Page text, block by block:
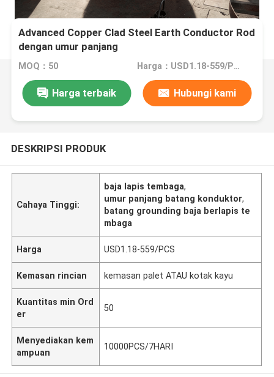
Advanced Copper Clad Steel Earth Conductor Rod
dengan umur panjang
MOQ：50 Harga：USD1.18-559/PCS
Harga terbaik Hubungi kami
DESKRIPSI PRODUK
Cahaya Tinggi:
baja lapis tembaga,
umur panjang batang konduktor,
batang grounding baja berlapis te
mbaga
Harga USD1.18-559/PCS
Kemasan rincian kemasan palet ATAU kotak kayu
Kuantitas min Ord
er
50
Menyediakan kem
ampuan
10000PCS/7HARI